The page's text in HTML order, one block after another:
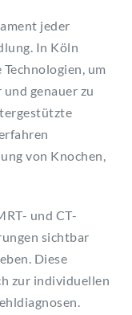
jeder
In Köln
um
genauer zu
von Knochen,
und CT-
sichtbar
Diese
zur individuellen